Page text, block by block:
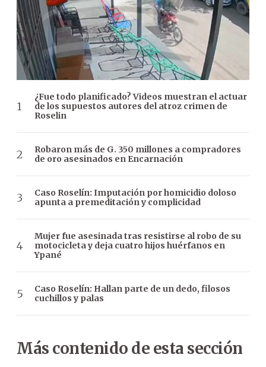
¿Fue todo planificado? Videos muestran el actuar
de los supuestos autores del atroz crimen de
Roselin
Robaron más de G. 350 millones a compradores
de oro asesinados en Encarnación
Caso Roselín: Imputación por homicidio doloso
apunta a premeditación y complicidad
Mujer fue asesinada tras resistirse al robo de su
motocicleta y deja cuatro hijos huérfanos en
Ypané
Caso Roselín: Hallan parte de un dedo, filosos
cuchillos y palas
Más contenido de esta sección